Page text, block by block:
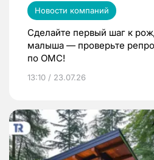
Новости компаний
Сделайте первый шаг к
малыша — проверьте
по ОМС!
13:10 / 23.07.26